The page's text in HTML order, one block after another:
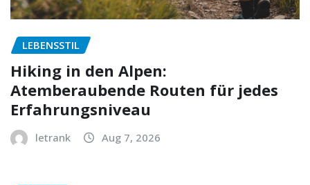
LEBENSSTIL
Hiking in den Alpen:
Atemberaubende Routen für jedes
Erfahrungsniveau
letrank Aug 7, 2026